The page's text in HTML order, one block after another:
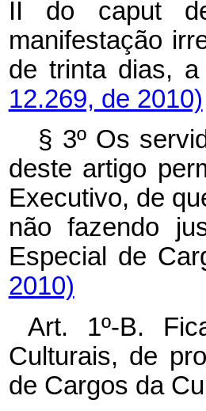
II do caput
manifestação
de trinta dias,
12.269, de 2010)
§ 3º Os
deste artigo
Executivo, de
não fazendo
Especial de
2010)
Art. 1º-B.
Culturais, de
de Cargos da